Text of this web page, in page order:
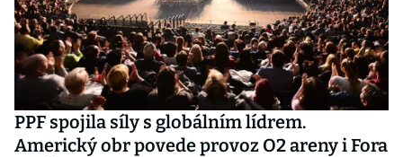
PPF spojila síly s globálním lídrem.
Americký obr povede provoz O2 areny i Fora